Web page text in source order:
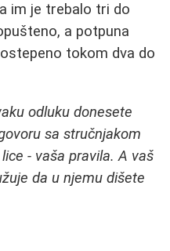
im je trebalo tri do
a potpuna
tokom dva do
odluku donesete
sa stručnjakom
- vaša pravila. A vaš
da u njemu dišete